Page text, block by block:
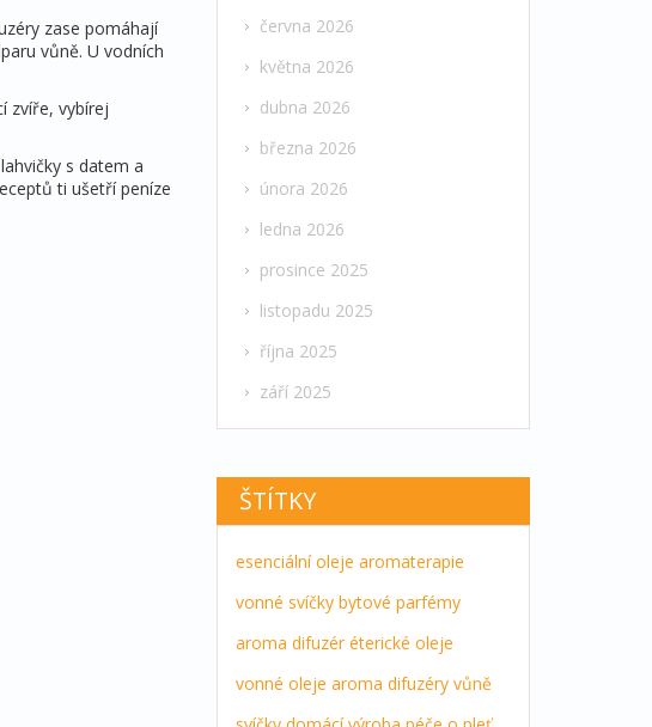
zase pomáhají
vůně. U vodních
zvíře, vybírej
s datem a
ti ušetří peníze
června 2026
května 2026
dubna 2026
března 2026
února 2026
ledna 2026
prosince 2025
listopadu 2025
října 2025
září 2025
ŠTÍTKY
esenciální oleje aromaterapie
vonné svíčky bytové parfémy
aroma difuzér éterické oleje
vonné oleje aroma difuzéry vůně